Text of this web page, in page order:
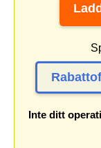
Inte ditt